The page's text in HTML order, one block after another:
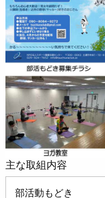
主な取組内容
部活動もどき